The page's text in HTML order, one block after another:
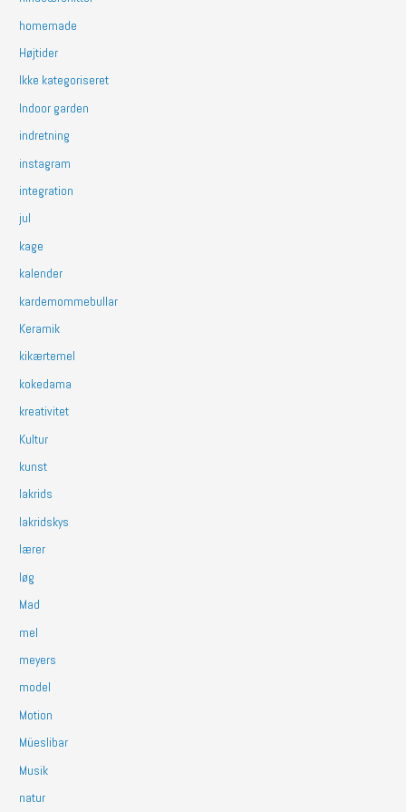
homemade
Højtider
Ikke kategoriseret
Indoor garden
indretning
instagram
integration
jul
kage
kalender
kardemommebullar
Keramik
kikærtemel
kokedama
kreativitet
Kultur
kunst
lakrids
lakridskys
lærer
løg
Mad
mel
meyers
model
Motion
Müeslibar
Musik
natur